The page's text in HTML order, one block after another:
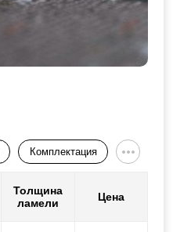
Комплектация
Толщина
ламели
Цена